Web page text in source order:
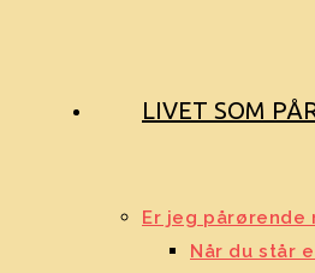
LIVET SOM
Er jeg pårørende
Når du står